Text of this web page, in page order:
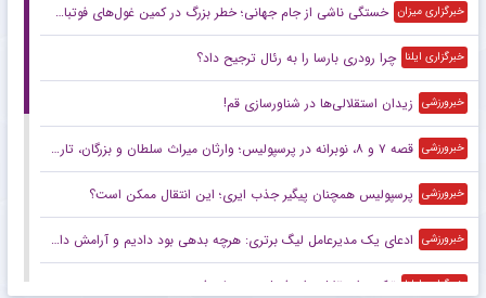
خبرگزاری میزان خستگی ناشی از جام جهانی؛ خطر بزرگ در کمین غول‌های فوتبال اروپا
خبرگزاری ایلنا چرا رودری بارسا را به رئال ترجیح داد؟
خبرورزشی زیدان استقلالی‌ها در شناورسازی قم!
خبرورزشی قصه ۷ و ۸، نوبرانه در پرسپولیس؛ وارثان میراث سلطان و بزرگان، تاریخ‌ساز می‌شوند یا قربانی تاریخ؟
خبرورزشی پرسپولیس همچنان پیگیر جذب ایری؛ این انتقال ممکن است؟
خبرورزشی ادعای یک مدیرعامل لیگ برتری: هرچه بدهی بود دادیم و آرامش داریم
خبرگزاری ایلنا ترکیب استقلال برای فصل جدید لو رفت